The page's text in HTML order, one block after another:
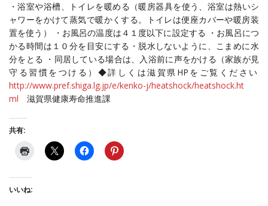
・浴室や浴槽、トイレを暖める（暖房器具を使う、浴室は熱いシ
ャワーをかけて蒸気で暖かくする。トイレは便座カバーや暖房装
置を使う） ・お風呂の温度は４１度以下に設定する ・お風呂につ
かる時間は１０分を目安にする・脱水しないように、 こまめに水
分をとる ・同居している場合は、入浴前に声をかける（家族が見
守る習慣を つける）◆詳しくは滋賀県HPをご覧ください
http://www.pref.shiga.lg.jp/e/kenko-j/heatshock/heatshock.ht
ml 滋賀県健康寿命推進課
共有:
いいね: